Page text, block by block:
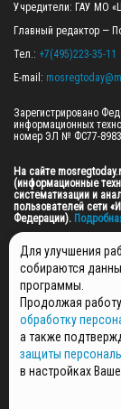
Учредители: ГАУ МО
Главный редактор —
Тел.: +7(495)223-35-11
E-mail:
Зарегистрировано
информационных
номер ЭЛ № ФС77-
На сайте
(информационные
систематизации и
пользователей сети
Федерации).
© 2026 ПРАВА НА
МЕДИА" (ОГРН:
ПОЛИТИКА
НОВОСТИ
ГАЗЕТЫ
РЕКЛАМОДАТЕЛЯМ
Для улучшения
собираются
программы.
Продолжая
обработку
а также
защиты
в настройках